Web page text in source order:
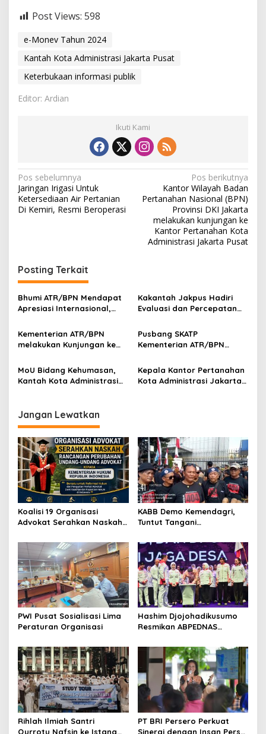
n
-
e
v
K
e
b
u
o
r
i
b
h
u
n
2
0
2
Post Views: 598
e-Monev Tahun 2024
Kantah Kota Administrasi Jakarta Pusat
Keterbukaan informasi publik
Editor: Ardian
Ikuti Kami
N
a
v
a
s
i
p
o
s
Pos sebelumnya
Jaringan Irigasi Untuk
Ketersediaan Air Pertanian
Di Kemiri, Resmi Beroperasi
Pos berikutnya
Kantor Wilayah Badan
Pertanahan Nasional (BPN)
Provinsi DKI Jakarta
melakukan kunjungan ke
Kantor Pertanahan Kota
Administrasi Jakarta Pusat
Posting Terkait
Bhumi ATR/BPN Mendapat
Apresiasi Internasional,
Informasi Publik
Kakantah Jakpus Hadiri
Evaluasi dan Percepatan
wilayah BPN DKI Jakarta
Kementerian ATR/BPN
melakukan Kunjungan ke
Administrasi Jakarta Pusat
Pusbang SKATP
Kementerian ATR/BPN
Transaksi Tanah
Transparansi Pasar di
MoU Bidang Kehumasan,
Kantah Kota Administrasi
Dengan Media Online
Kepala Kantor Pertanahan
Kota Administrasi Jakarta
Jangan Lewatkan
Koalisi 19 Organisasi
Advokat Serahkan Naskah
Hukum RI
KABB Demo Kemendagri,
Tuntut Tangani
Jabatan
PWI Pusat Sosialisasi Lima
Peraturan Organisasi
Hashim Djojohadikusumo
Resmikan ABPEDNAS
Perkuat Ketahanan
Nasional dari Desa
Rihlah Ilmiah Santri
Qurrotu Nafsin ke Istana
PT BRI Persero Perkuat
Sinergi dengan Insan Pers